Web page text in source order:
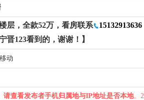
层，全款52万，看房联系
15132913636
晋123看到的，谢谢！】
动
请查看发布者手机归属地与IP地址是否本地。